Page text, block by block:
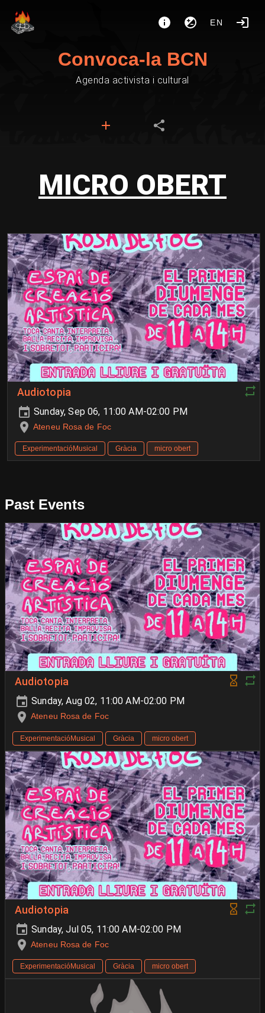
EN
Convoca-la BCN
Agenda activista i cultural
MICRO OBERT
Audiotopia
Sunday, Sep 06, 11:00 AM-02:00 PM
Ateneu Rosa de Foc
ExperimentacióMusical Gràcia micro obert
Past Events
Audiotopia
Sunday, Aug 02, 11:00 AM-02:00 PM
Ateneu Rosa de Foc
ExperimentacióMusical Gràcia micro obert
Audiotopia
Sunday, Jul 05, 11:00 AM-02:00 PM
Ateneu Rosa de Foc
ExperimentacióMusical Gràcia micro obert